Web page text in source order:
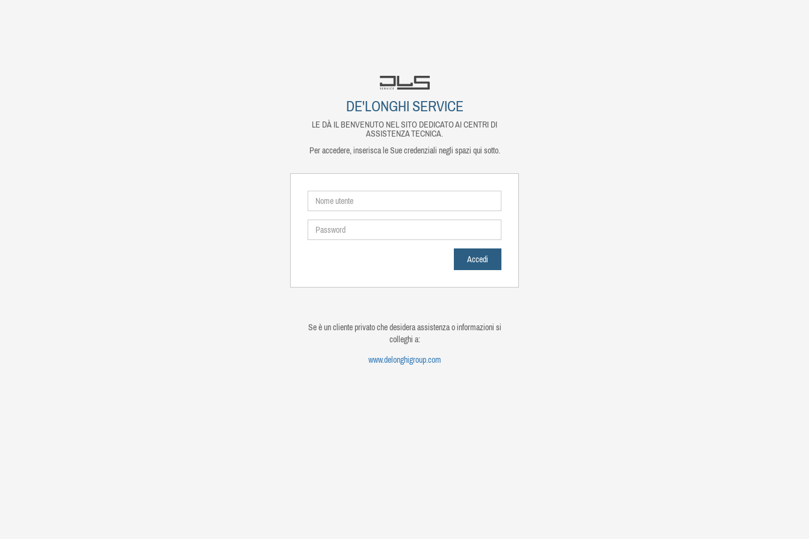
DE'LONGHI SERVICE
LE DÀ IL BENVENUTO NEL SITO DEDICATO AI CENTRI DI
ASSISTENZA TECNICA.
Per accedere, inserisca le Sue credenziali negli spazi qui sotto.
Se è un cliente privato che desidera assistenza o informazioni si
colleghi a:
www.delonghigroup.com